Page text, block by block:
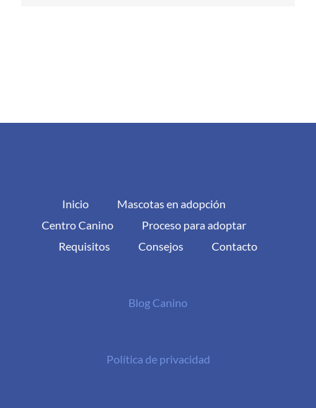
Inicio
Mascotas en adopción
Centro Canino
Proceso para adoptar
Requisitos
Consejos Contacto
Blog Canino
Política de privacidad